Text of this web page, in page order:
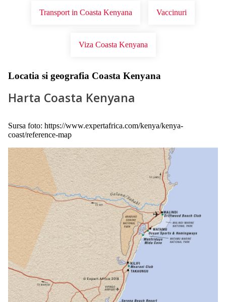
Transport in Coasta Kenyana Vaccinuri
Viza Coasta Kenyana
Locatia si geografia Coasta Kenyana
Harta Coasta Kenyana
Sursa foto: https://www.expertafrica.com/kenya/kenya-
coast/reference-map